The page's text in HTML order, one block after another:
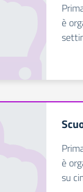
è
è
su